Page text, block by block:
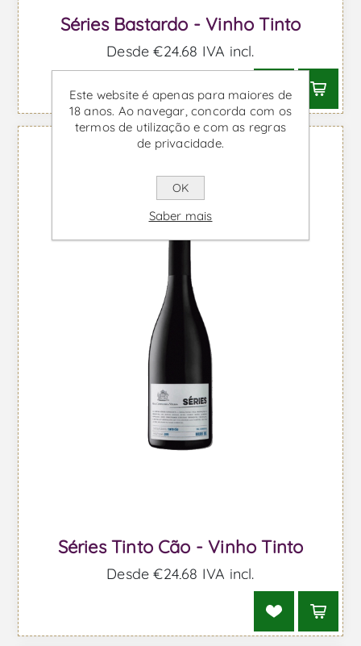
Séries Bastardo - Vinho Tinto
Desde €24,68 IVA incl.
Séries Tinto Cão - Vinho Tinto
Desde €24,68 IVA incl.
Este website é apenas para maiores de
18 anos. Ao navegar, concorda com os
termos de utilização e com as regras
de privacidade.
OK
Saber mais